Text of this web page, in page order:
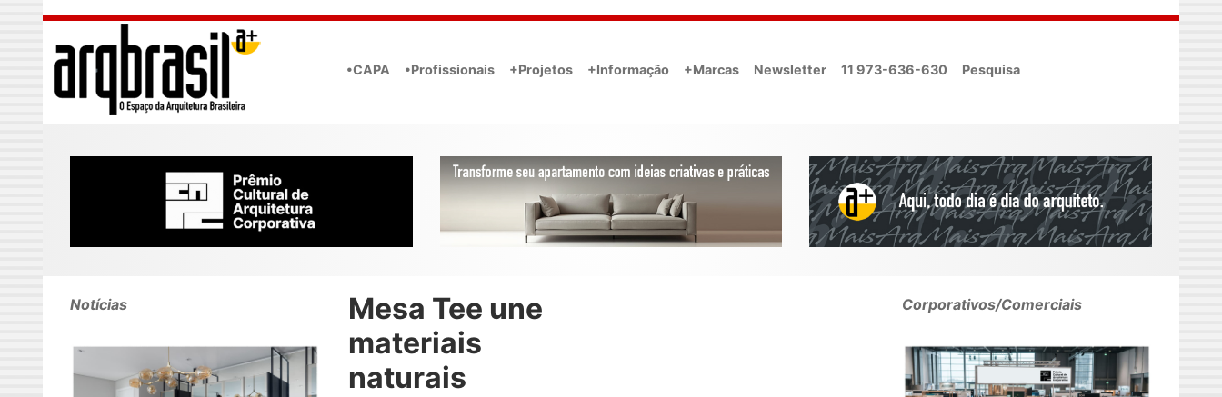
Skip to main content
•CAPA •Profissionais +Projetos +Informação +Marcas Newsletter 11 973-636-630 Pesquisa
Mesa Tee une
materiais
naturais
Notícias Corporativos/Comerciais